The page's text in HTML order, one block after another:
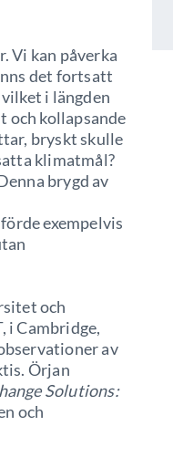
Vi kan påverka
det fortsatt
i längden
och kollapsande
bryskt skulle
klimatmål?
brygd av
exempelvis
och
i Cambridge,
av
Örjan
Solutions:
och